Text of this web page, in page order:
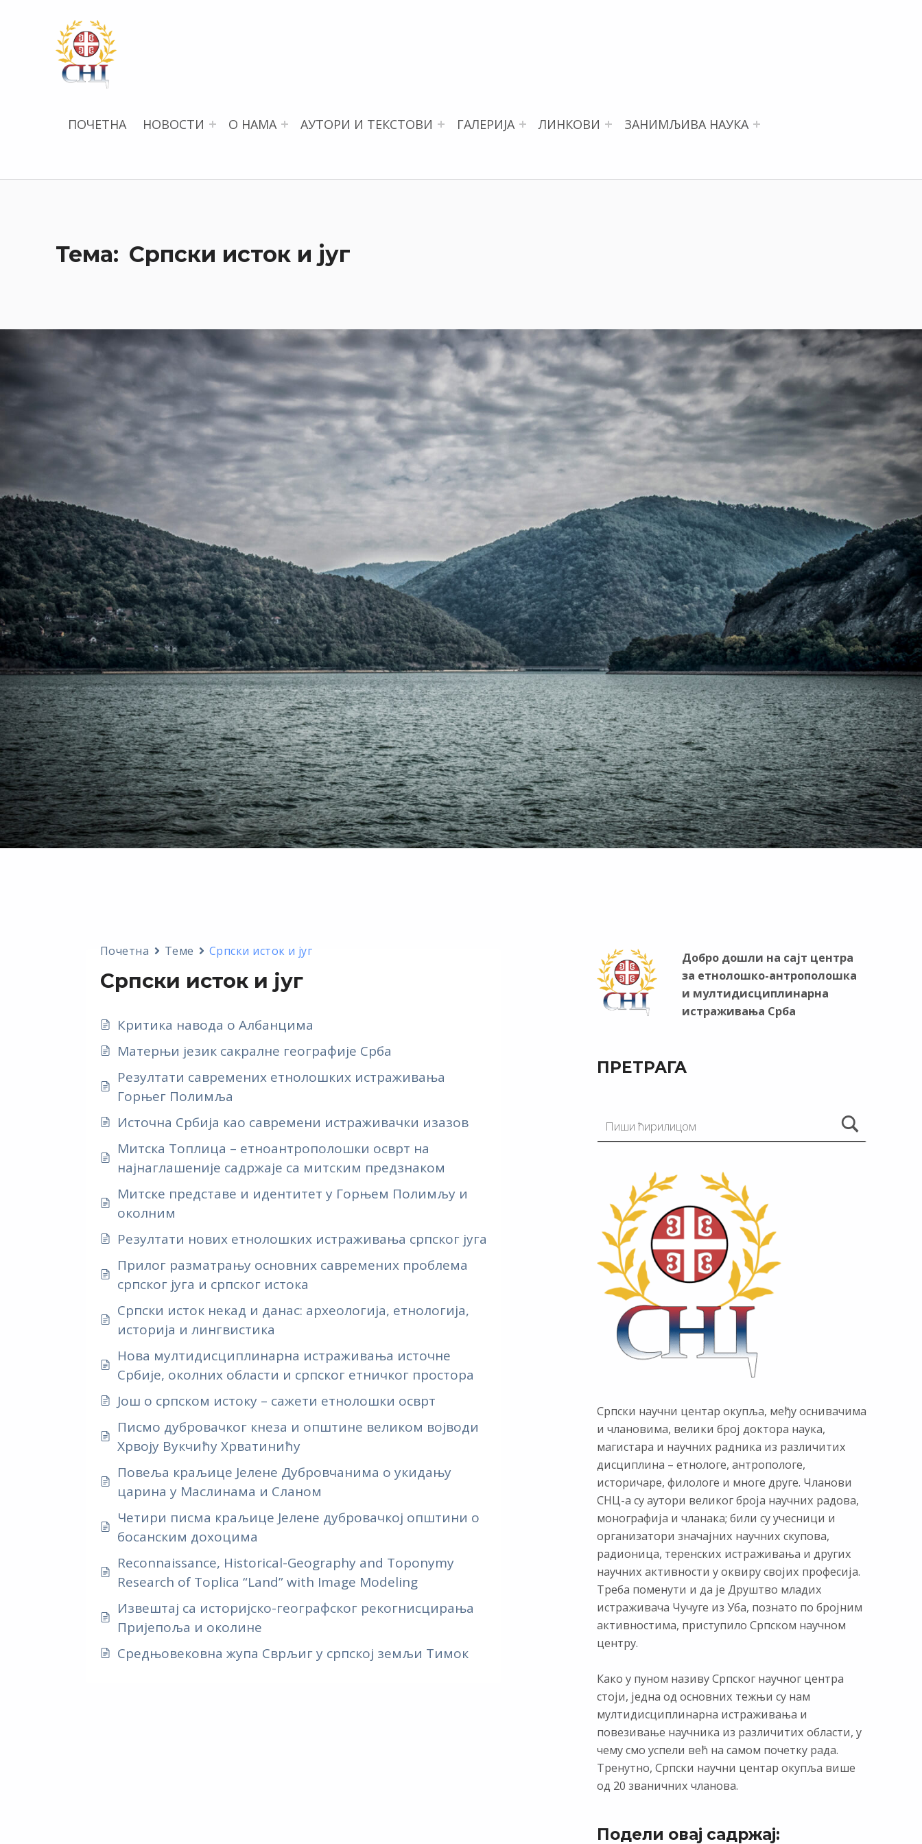
ПОЧЕТНА НОВОСТИ О НАМА АУТОРИ И ТЕКСТОВИ ГАЛЕРИЈА ЛИНКОВИ ЗАНИМЉИВА НАУКА
Српски исток и југ
Почетна Теме Српски исток и југ
Српски исток и југ
Критика навода о Албанцима
Матерњи језик сакралне географије Срба
Резултати савремених етнолошких истраживања
Горњег Полимља
Источна Србија као савремени истраживачки изазов
Митска Топлица – етноантрополошки осврт на
најнаглашеније садржаје са митским предзнаком
Митске представе и идентитет у Горњем Полимљу и
околним
Резултати нових етнолошких истраживања српског југа
Прилог разматрању основних савремених проблема
српског југа и српског истока
Српски исток некад и данас: археологија, етнологија,
историја и лингвистика
Нова мултидисциплинарна истраживања источне
Србије, околних области и српског етничког простора
Још о српском истоку – сажети етнолошки осврт
Писмо дубровачког кнеза и општине великом војводи
Хрвоју Вукчићу Хрватинићу
Повеља краљице Јелене Дубровчанима о укидању
царина у Маслинама и Сланом
Четири писма краљице Јелене дубровачкој општини о
босанским дохоцима
Reconnaissance, Historical-Geography and Toponymy
Research of Toplica “Land” with Image Modeling
Извештај са историјско-географског рекогнисцирања
Пријепоља и околине
Средњовековна жупа Сврљиг у српској земљи Тимок
Добро дошли на сајт центра
за етнолошко-антрополошка
и мултидисциплинарна
истраживања Срба
ПРЕТРАГА
Српски научни центар окупља, међу оснивачима
и члановима, велики број доктора наука,
магистара и научних радника из различитих
дисциплина – етнологе, антропологе,
историчаре, филологе и многе друге. Чланови
СНЦ-а су аутори великог броја научних радова,
монографија и чланака; били су учесници и
организатори значајних научних скупова,
радионица, теренских истраживања и других
научних активности у оквиру својих професија.
Треба поменути и да је Друштво младих
истраживача Чучуге из Уба, познато по бројним
активностима, приступило Српском научном
центру.
Како у пуном називу Српског научног центра
стоји, једна од основних тежњи су нам
мултидисциплинарна истраживања и
повезивање научника из различитих области, у
чему смо успели већ на самом почетку рада.
Тренутно, Српски научни центар окупља више
од 20 званичних чланова.
Подели овај садржај: